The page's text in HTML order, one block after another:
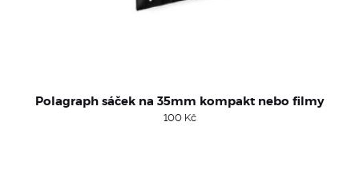
Polagraph sáček na 35mm kompakt nebo filmy
100 Kč